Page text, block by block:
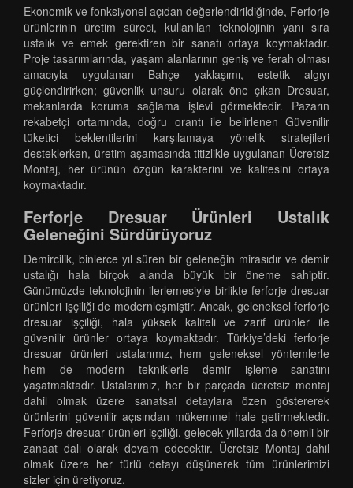
Ekonomik ve fonksiyonel açıdan değerlendirildiğinde, Ferforje
ürünlerinin üretim süreci, kullanılan teknolojinin yanı sıra
ustalık ve emek gerektiren bir sanatı ortaya koymaktadır.
Proje tasarımlarında, yaşam alanlarının geniş ve ferah olması
amacıyla uygulanan Bahçe yaklaşımı, estetik algıyı
güçlendirirken; güvenlik unsuru olarak öne çıkan Dresuar,
mekanlarda koruma sağlama işlevi görmektedir. Pazarın
rekabetçi ortamında, doğru orantı ile belirlenen Güvenilir
tüketici beklentilerini karşılamaya yönelik stratejileri
desteklerken, üretim aşamasında titizlikle uygulanan Ücretsiz
Montaj, her ürünün özgün karakterini ve kalitesini ortaya
koymaktadır.
Ferforje Dresuar Ürünleri Ustalık
Geleneğini Sürdürüyoruz
Demircilik, binlerce yıl süren bir geleneğin mirasıdır ve demir
ustalığı hala birçok alanda büyük bir öneme sahiptir.
Günümüzde teknolojinin ilerlemesiyle birlikte ferforje dresuar
ürünleri işçiliği de modernleşmiştir. Ancak, geleneksel ferforje
dresuar işçiliği, hala yüksek kaliteli ve zarif ürünler ile
güvenilir ürünler ortaya koymaktadır. Türkiye’deki ferforje
dresuar ürünleri ustalarımız, hem geleneksel yöntemlerle
hem de modern tekniklerle demir işleme sanatını
yaşatmaktadır. Ustalarımız, her bir parçada ücretsiz montaj
dahil olmak üzere sanatsal detaylara özen göstererek
ürünlerini güvenilir açısından mükemmel hale getirmektedir.
Ferforje dresuar ürünleri işçiliği, gelecek yıllarda da önemli bir
zanaat dalı olarak devam edecektir. Ücretsiz Montaj dahil
olmak üzere her türlü detayı düşünerek tüm ürünlerimizi
sizler için üretiyoruz.